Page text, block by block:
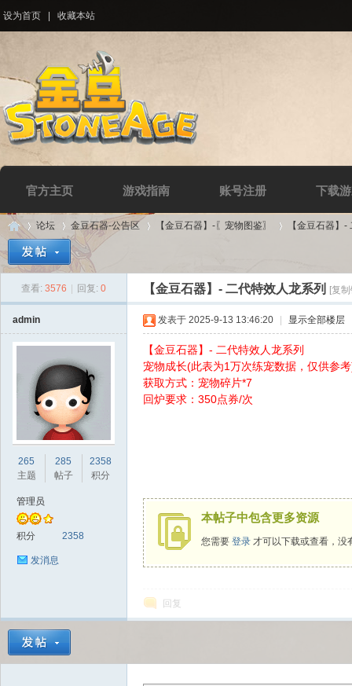
设为首页 收藏本站
官方主页 游戏指南 账号注册 下载
»
论坛
›
金豆石器-公告区 【金豆石器】-〖宠物图鉴〗
›
【金豆石器】
查看: 3576 回复: 0 【金豆石器】- 二代特效人龙系列 [复
admin
265
主题
285
帖子
2358
积分
管理员
积分 2358
发消息
发表于 2025-9-13 13:46:20 显示全部楼层
【金豆石器】- 二代特效人龙系列
宠物成长(此表为1万次练宠数据，仅供参
获取方式：宠物碎片*7
回炉要求：350点券/次
本帖子中包含更多资源
您需要 登录 才可以下载或查看，没
回复